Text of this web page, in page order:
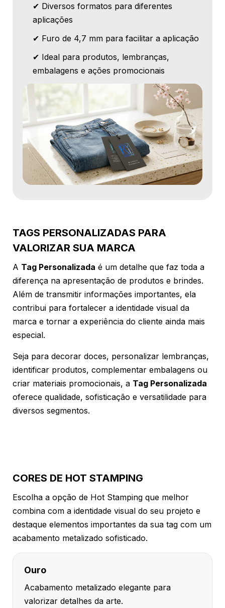
✔ Diversos formatos para diferentes
aplicações
✔ Furo de 4,7 mm para facilitar a aplicação
✔ Ideal para produtos, lembranças,
embalagens e ações promocionais
TAGS PERSONALIZADAS PARA
VALORIZAR SUA MARCA
A Tag Personalizada é um detalhe que faz toda a
diferença na apresentação de produtos e brindes.
Além de transmitir informações importantes, ela
contribui para fortalecer a identidade visual da
marca e tornar a experiência do cliente ainda mais
especial.
Seja para decorar doces, personalizar lembranças,
identificar produtos, complementar embalagens ou
criar materiais promocionais, a Tag Personalizada
oferece qualidade, sofisticação e versatilidade para
diversos segmentos.
CORES DE HOT STAMPING
Escolha a opção de Hot Stamping que melhor
combina com a identidade visual do seu projeto e
destaque elementos importantes da sua tag com um
acabamento metalizado sofisticado.
Ouro
Acabamento metalizado elegante para
valorizar detalhes da arte.